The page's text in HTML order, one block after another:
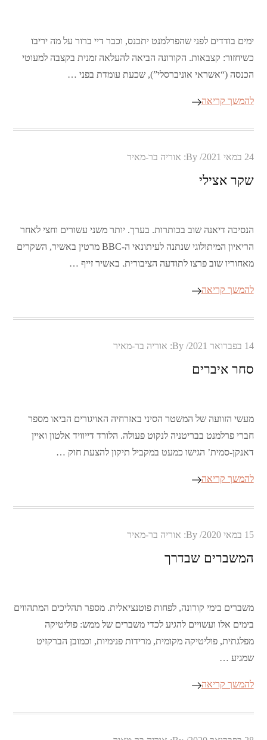
ימים בודדים לפני שהפרלמנט יתכנס, וכבר דיי ברור על מה יריבו
כשיחזור: קצבאות. הקורונה הביאה להעלאה זמנית בקצבה למעוטי
הכנסה (“אשראי אוניברסלי”), שכעת עומדת בפני …
להמשך קריאה
Posted
24 במאי 2021 By: אוריה בר-מאיר
שקר אצילי
הנסיכה דיאנה שוב בכותרות. בערך. יותר משני עשורים וחצי לאחר
הריאיון המיתולוגי שנתנה לעיתונאי ה-BBC מרטין באשיר, השקרים
מאחוריו שוב פרצו לתודעה הציבורית. באשיר זייף …
להמשך קריאה
Posted
14 בפברואר 2021 By: אוריה בר-מאיר
סחר איברים
מעשי הזוועה של המשטר הסיני באזרחיה האויגורים הביאו מספר
חברי פרלמנט בבריטניה לנקוט פעולה. הלורד דייוויד אלטון ואיין
דאנקן-סמית’ הגישו כמעט במקביל תיקון להצעת חוק …
להמשך קריאה
Posted
15 במאי 2020 By: אוריה בר-מאיר
המשברים שבדרך
משברים בימי קורונה, לפחות פוטנציאלית. מספר תהליכים המתהווים
בימים אלו ועשויים להגיע לכדי משברים של ממש: פוליטיקה
מפלגתית, פוליטיקה מקומית, מרידות פנימיות, וכמובן הברקזיט
שמגיע …
להמשך קריאה